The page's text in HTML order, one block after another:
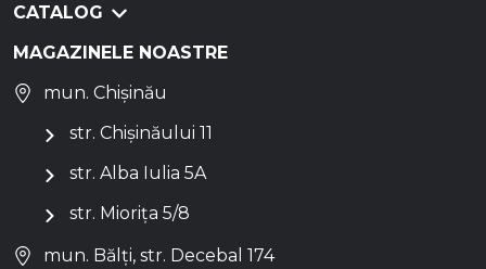
CATALOG
MAGAZINELE NOASTRE
mun. Chișinău
str. Chișinăului 11
str. Alba Iulia 5A
str. Miorița 5/8
mun. Bălți, str. Decebal 174